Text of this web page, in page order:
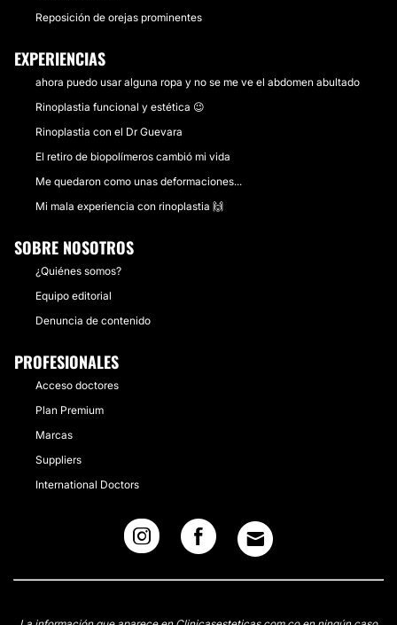
Reposición de orejas prominentes
EXPERIENCIAS
ahora puedo usar alguna ropa y no se me ve el abdomen abultado
Rinoplastia funcional y estética 😉
Rinoplastia con el Dr Guevara
El retiro de biopolímeros cambió mi vida
Me quedaron como unas deformaciones...
Mi mala experiencia con rinoplastia 🙌
SOBRE NOSOTROS
¿Quiénes somos?
Equipo editorial
Denuncia de contenido
PROFESIONALES
Acceso doctores
Plan Premium
Marcas
Suppliers
International Doctors